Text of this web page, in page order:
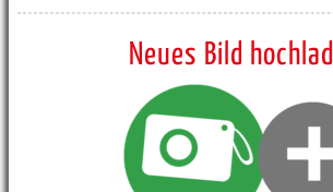
Neues Bild